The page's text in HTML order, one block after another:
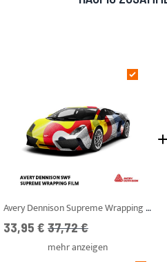
Avery Dennison Supreme Wrapping Folie™
Ab
33,95 € UVP
37,72 €
mehr anzeigen